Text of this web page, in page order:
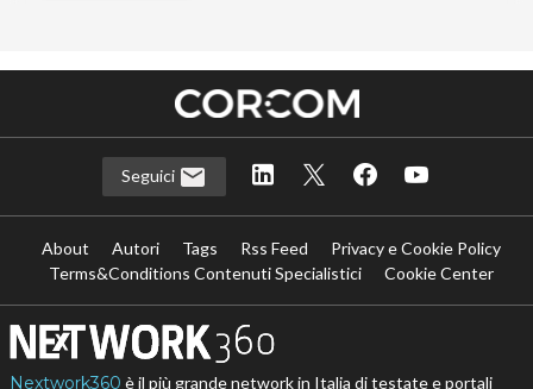
Seguici
About Autori Tags Rss Feed
Privacy e Cookie Policy
Terms&Conditions Contenuti Specialistici
Cookie Center
Nextwork360 è il più grande network in Italia di testate e portali